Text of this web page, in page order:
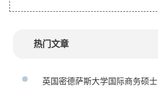
热门文章
英国密德萨斯大学国际商务硕士